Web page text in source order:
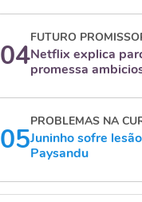
04
FUTURO
Netflix explica
promessa
05
PROBLEMAS NA
Juninho sofre
Paysandu